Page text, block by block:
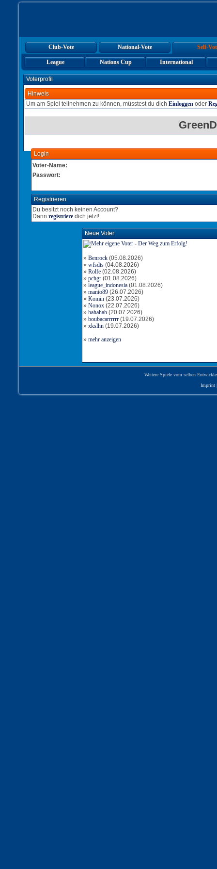
Club-Vote National-Vote Self-
League Nations Cup International
Voterprofil
Hinweis
Um am Spiel teilnehmen zu können, müsstest du dich Einloggen oder
Login
Voter-Name:
Passwort:
Registrieren
Du besitzt noch keinen Account?
Dann registriere dich jetzt!
Neue Voter
» Benrock(05.08.2026)
» wfsdts(04.08.2026)
» Rolfe(02.08.2026)
» pchgr(01.08.2026)
» league_indonesia(01.08.2026)
» manio89(26.07.2026)
» Komin(23.07.2026)
» Nonox(22.07.2026)
» hahahah(20.07.2026)
» boubacarrrrrr(19.07.2026)
» xkslhn(19.07.2026)
» mehr anzeigen
Weitere Spiele vom selben
Imprint